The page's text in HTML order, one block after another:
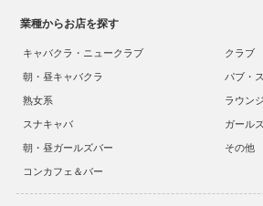
業種からお店を探す
キャバクラ・ニュークラブ
クラブ
朝・昼キャバクラ
パブ・
熟女系
ラウンジ
スナキャバ
ガール
朝・昼ガールズバー
その他
コンカフェ＆バー